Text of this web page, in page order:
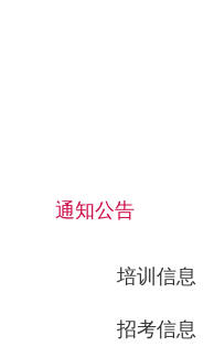
通知公告
培训信息
招考信息